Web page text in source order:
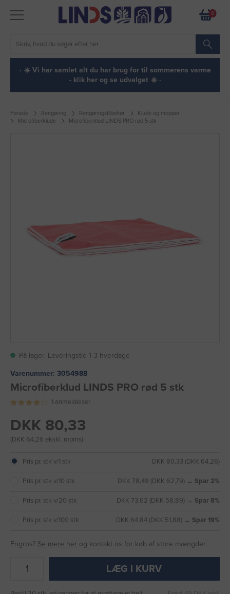
0
· ☀️ Vi har samlet alt du har brug for til sommerens varme
- klik her og se udvalget ☀️ ·
Forside Rengøring Rengøringstilbehør
Klude og mopper
Microfiberklude
Microfiberklud LINDS PRO rød 5 stk
På lager. Leveringstid 1-3 hverdage
Varenummer: 3054988
Microfiberklud LINDS PRO rød 5 stk
1 anmeldelser
DKK 80,33
(DKK 64,26 ekskl. moms)
Pris pr. stk v/1 stk DKK 80,33 (DKK 64,26)
Pris pr. stk v/10 stk DKK 78,49 (DKK 62,79) → Spar 2%
Pris pr. stk v/20 stk DKK 73,62 (DKK 58,89) → Spar 8%
Pris pr. stk v/100 stk DKK 64,84 (DKK 51,88) → Spar 19%
Engros? Se mere her og kontakt os for køb af store mængder.
LÆG I KURV